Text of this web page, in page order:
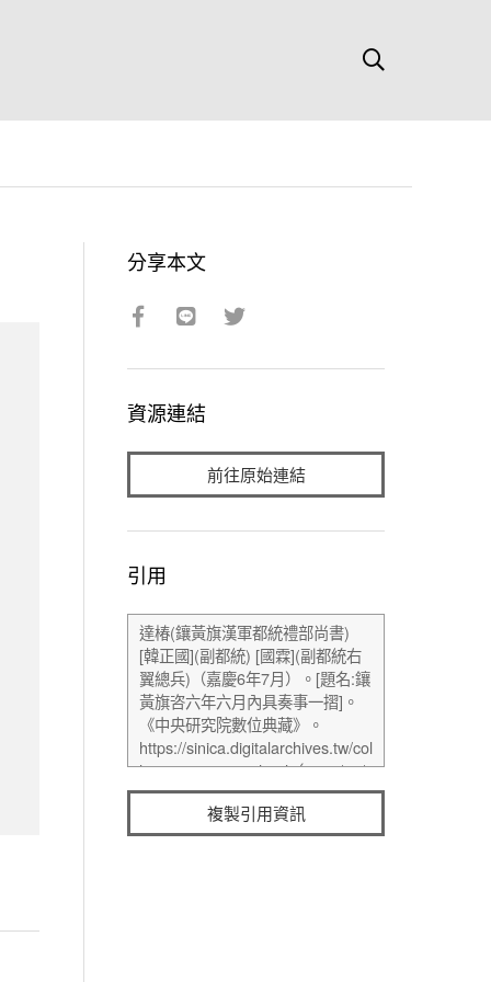
分享本文
資源連結
前往原始連結
引用
複製引用資訊